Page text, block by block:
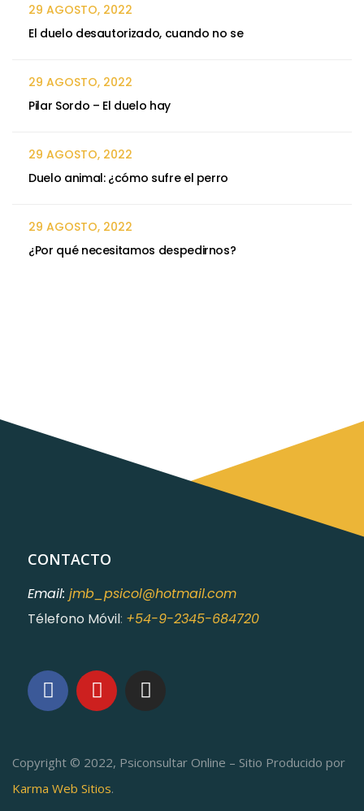
29 AGOSTO, 2022
El duelo desautorizado, cuando no se
29 AGOSTO, 2022
Pilar Sordo – El duelo hay
29 AGOSTO, 2022
Duelo animal: ¿cómo sufre el perro
29 AGOSTO, 2022
¿Por qué necesitamos despedirnos?
CONTACTO
Email: jmb_psicol@hotmail.com
Télefono Móvil: +54-9-2345-684720
Copyright © 2022, Psiconsultar Online – Sitio Producido por
Karma Web Sitios.